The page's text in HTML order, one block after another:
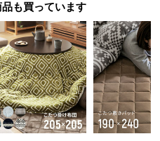
も買っています